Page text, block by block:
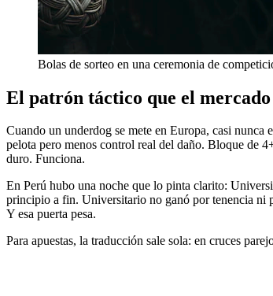
Bolas de sorteo en una ceremonia de
El patrón táctico que el mercado
Cuando un underdog se mete en Europa, casi
pelota pero menos control real del daño. Bloque de
duro. Funciona.
En Perú hubo una noche que lo pinta clarito:
principio a fin. Universitario no ganó por tenencia ni
Y esa puerta pesa.
Para apuestas, la traducción sale sola: en cruces